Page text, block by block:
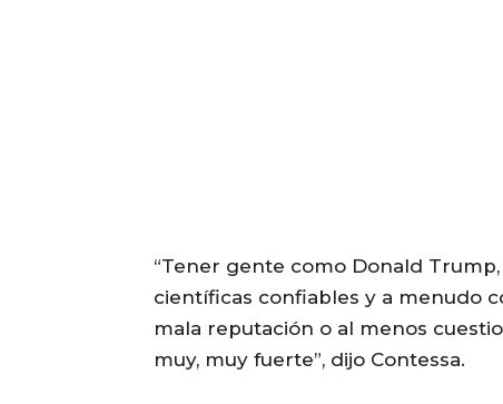
“Tener gente como Donald
científicas confiables y a menudo
mala reputación o al menos
muy, muy fuerte”, dijo Contessa.